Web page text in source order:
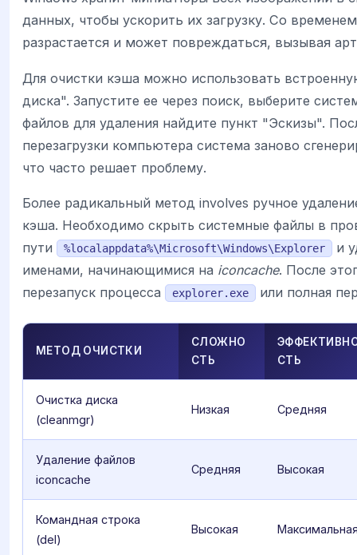
данных, чтобы ускорить их загрузку. Со
разрастается и может повреждаться, вызывая
Для очистки кэша можно использовать
диска". Запустите ее через поиск, выберите
файлов для удаления найдите пункт "Эскизы".
перезагрузки компьютера система заново
что часто решает проблему.
Более радикальный метод involves ручное
кэша. Необходимо скрыть системные файлы в
пути
%localappdata%\Microsoft\Windows\Explorer
и
именами, начинающимися на iconcache. После
перезапуск процесса
explorer.exe или полная
МЕТОД ОЧИСТКИ
СЛОЖНО
СТЬ
СТЬ
Очистка диска
(cleanmgr)
Низкая Средняя
Удаление файлов
iconcache
Средняя Высокая
Командная строка
(del)
Высокая